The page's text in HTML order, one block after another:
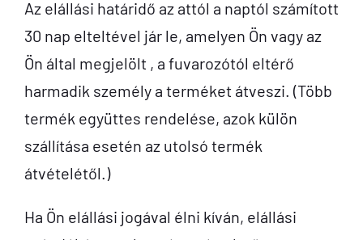
Az elállási határidő az attól a naptól számított
30 nap elteltével jár le, amelyen Ön vagy az
Ön által megjelölt , a fuvarozótól eltérő
harmadik személy a terméket átveszi. (Több
termék együttes rendelése, azok külön
szállítása esetén az utolsó termék
átvételétől.)
Ha Ön elállási jogával élni kíván, elállási